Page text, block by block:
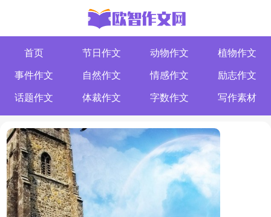
首页 节日作文 动物作文 植物作文
事件作文 自然作文 情感作文 励志作文
话题作文 体裁作文 字数作文 写作素材